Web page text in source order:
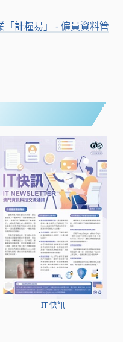
計糧易」 - 僱員資料管
IT 快訊